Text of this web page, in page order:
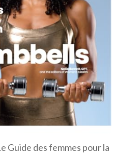
Guide des femmes pour la